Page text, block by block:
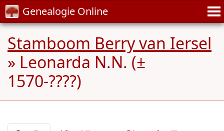
Genealogie Online
Stamboom Berry van Iersel
» Leonarda N.N. (±
1570-????)